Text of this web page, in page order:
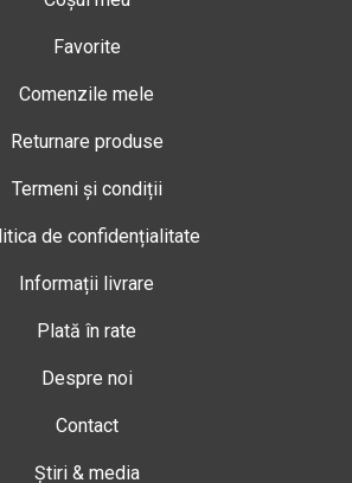
Favorite
Comenzile mele
Returnare produse
Termeni și condiții
de confidențialitate
Informații livrare
Plată în rate
Despre noi
Contact
Știri & media